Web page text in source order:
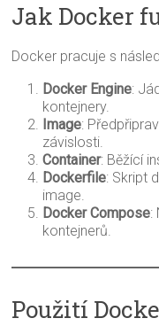
Jak Docker
Docker pracuje s
Docker Engine:
kontejnery.
Image:
závislosti.
Container: Běžící
Dockerfile: Skript
image.
Docker Compose:
kontejnerů.
Použití